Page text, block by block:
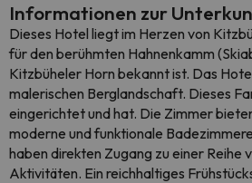
Informationen zur
Dieses Hotel liegt im Herzen von
für den berühmten Hahnenkamm
Kitzbüheler Horn bekannt ist. Das
malerischen Berglandschaft. Dieses
eingerichtet und hat. Die Zimmer
moderne und funktionale
haben direkten Zugang zu einer Reihe
Aktivitäten. Ein reichhaltiges